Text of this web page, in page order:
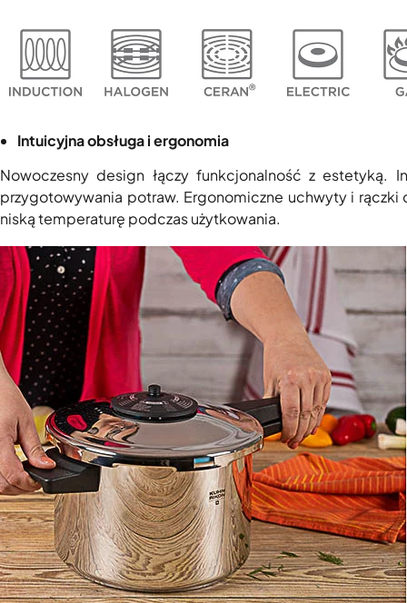
Intuicyjna obsługa i ergonomia
Nowoczesny design łączy funkcjonalność z estetyką.
przygotowywania potraw. Ergonomiczne uchwyty i rączki
niską temperaturę podczas użytkowania.